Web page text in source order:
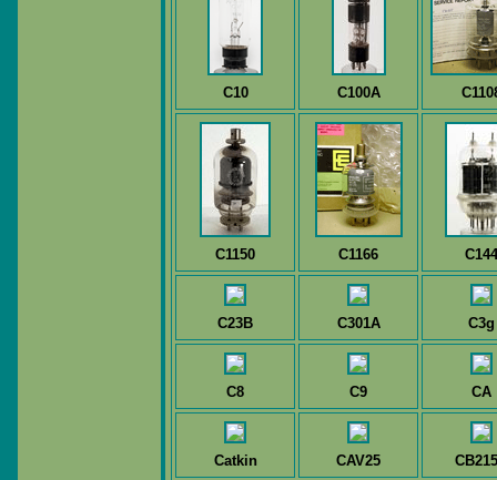
C10 C100A
C1150 C1166 C144
C23B C301A C3g
C8 C9 CA
Catkin CAV25